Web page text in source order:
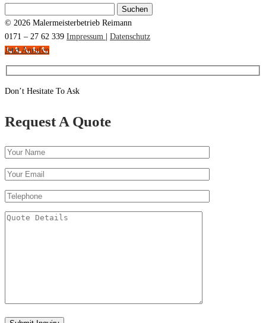
nach:
© 2026 Malermeisterbetrieb Reimann
0171 – 27 62 339 Impressum
Datenschutz
Jetzt Anrufen
Don’t Hesitate To Ask
Request A Quote